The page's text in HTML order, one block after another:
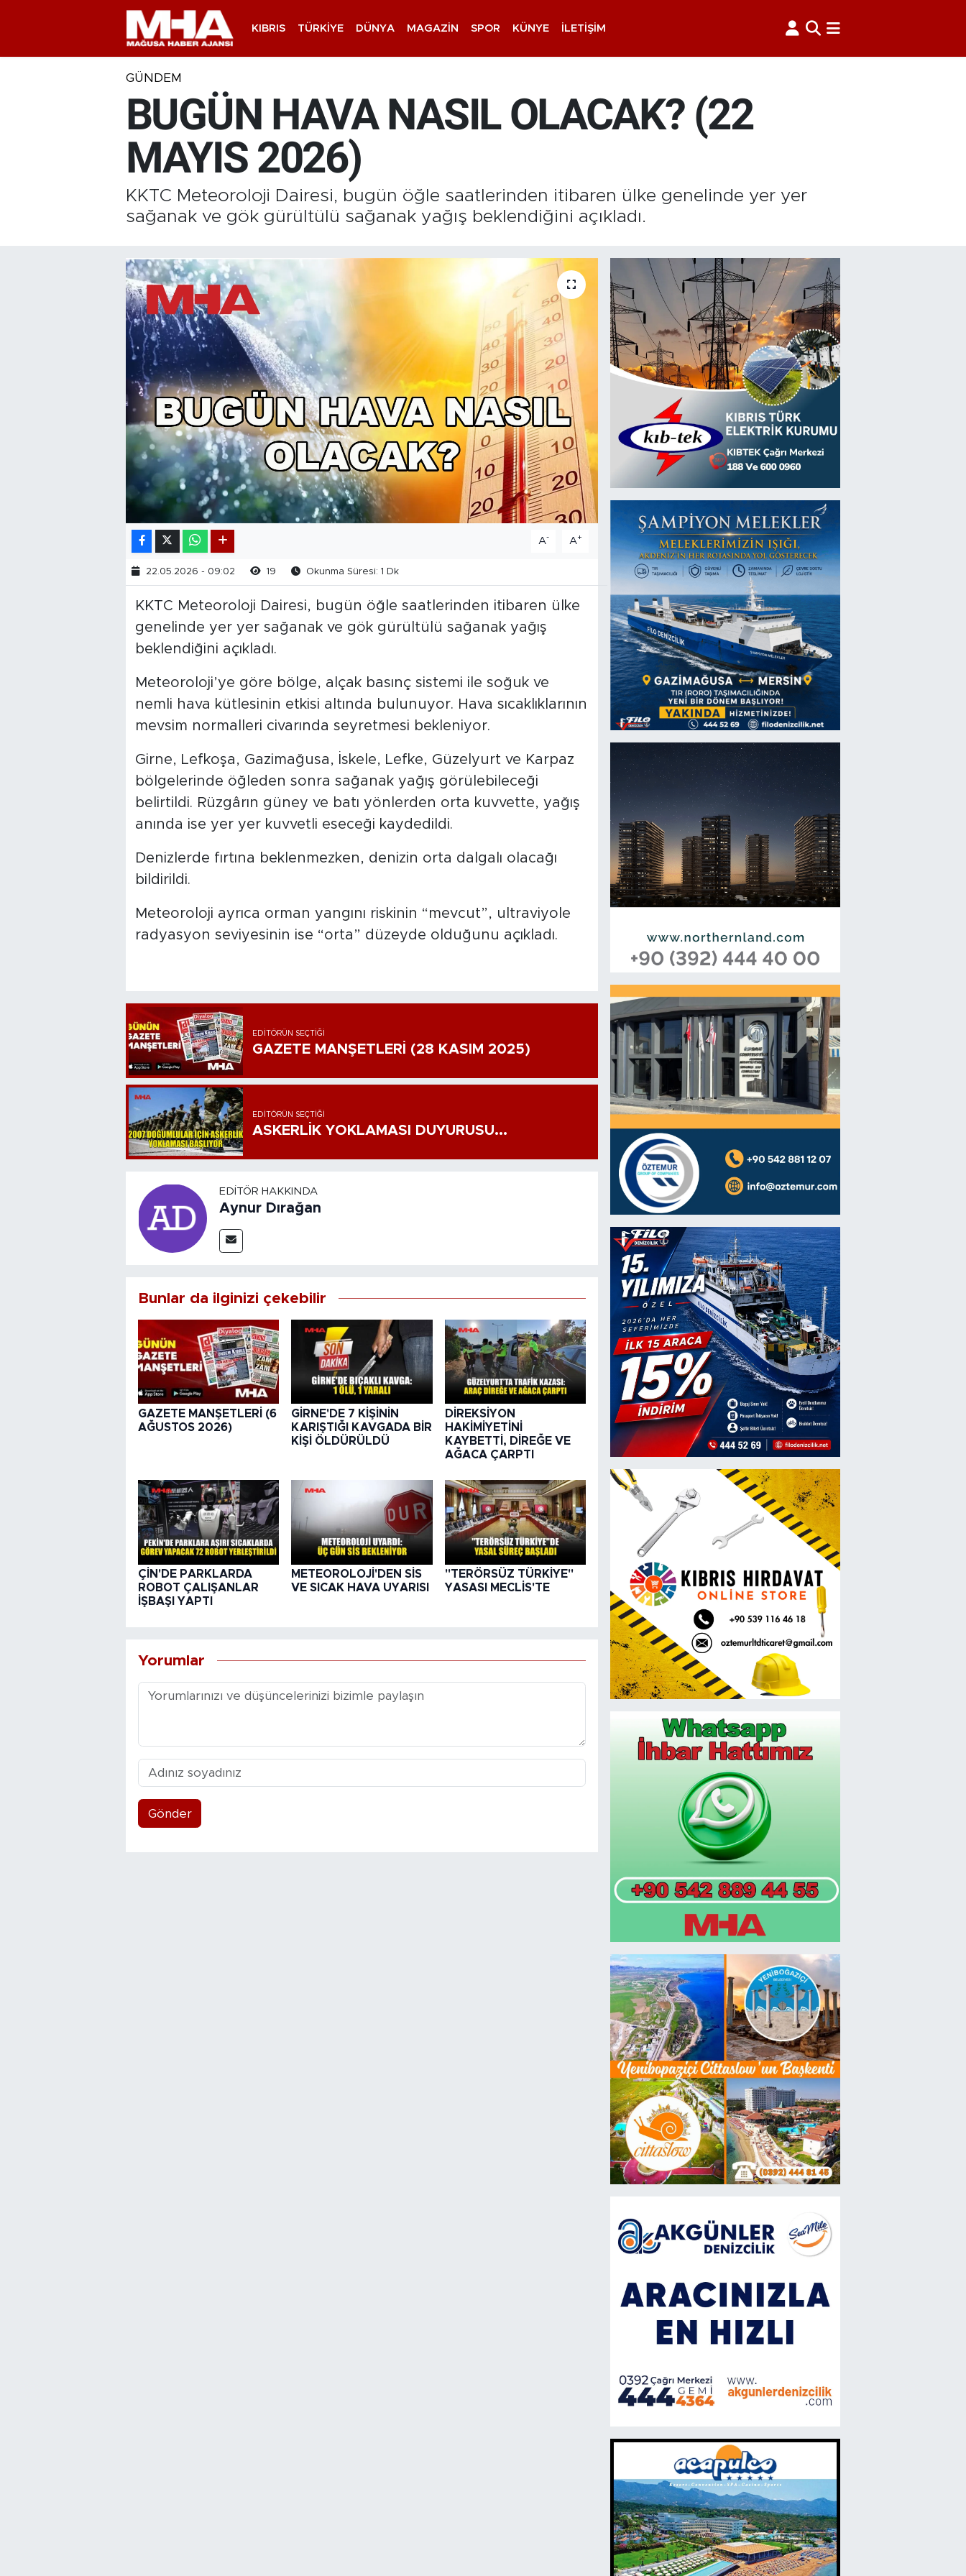
KIBRIS TÜRKIYE DÜNYA MAGAZIN SPOR KÜNYE İLETIŞIM
GÜNDEM
BUGÜN HAVA NASIL OLACAK? (22
MAYIS 2026)
KKTC Meteoroloji Dairesi, bugün öğle saatlerinden itibaren ülke genelinde yer yer
sağanak ve gök gürültülü sağanak yağış beklendiğini açıkladı.
A- A+
22.05.2026 - 09:02 19 Okunma Süresi: 1 Dk
KKTC Meteoroloji Dairesi, bugün öğle saatlerinden itibaren ülke
genelinde yer yer sağanak ve gök gürültülü sağanak yağış
beklendiğini açıkladı.
Meteoroloji’ye göre bölge, alçak basınç sistemi ile soğuk ve
nemli hava kütlesinin etkisi altında bulunuyor. Hava sıcaklıklarının
mevsim normalleri civarında seyretmesi bekleniyor.
Girne, Lefkoşa, Gazimağusa, İskele, Lefke, Güzelyurt ve Karpaz
bölgelerinde öğleden sonra sağanak yağış görülebileceği
belirtildi. Rüzgârın güney ve batı yönlerden orta kuvvette, yağış
anında ise yer yer kuvvetli eseceği kaydedildi.
Denizlerde fırtına beklenmezken, denizin orta dalgalı olacağı
bildirildi.
Meteoroloji ayrıca orman yangını riskinin “mevcut”, ultraviyole
radyasyon seviyesinin ise “orta” düzeyde olduğunu açıkladı.
EDITÖRÜN SEÇTIĞI
GAZETE MANŞETLERİ (28 KASIM 2025)
EDITÖRÜN SEÇTIĞI
ASKERLİK YOKLAMASI DUYURUSU...
EDITÖR HAKKINDA
Aynur Dırağan
Bunlar da ilginizi çekebilir
GAZETE MANŞETLERİ (6
AĞUSTOS 2026)
GİRNE'DE 7 KİŞİNİN
KARIŞTIĞI KAVGADA BİR
KİŞİ ÖLDÜRÜLDÜ
DİREKSİYON
HAKİMİYETİNİ
KAYBETTİ, DİREĞE VE
AĞACA ÇARPTI
ÇİN'DE PARKLARDA
ROBOT ÇALIŞANLAR
İŞBAŞI YAPTI
METEOROLOJİ'DEN SİS
VE SICAK HAVA UYARISI
"TERÖRSÜZ TÜRKİYE"
YASASI MECLİS'TE
Yorumlar
Gönder